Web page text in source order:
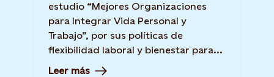
estudio “Mejores Organizaciones
para Integrar Vida Personal y
Trabajo”, por sus políticas de
flexibilidad laboral y bienestar para...
Leer más